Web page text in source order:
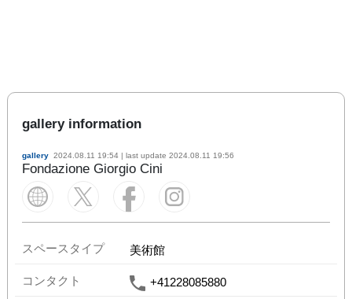
gallery information
gallery 2024.08.11 19:54 | last update 2024.08.11 19:56
Fondazione Giorgio Cini
スペースタイプ 美術館
コンタクト +41228085880